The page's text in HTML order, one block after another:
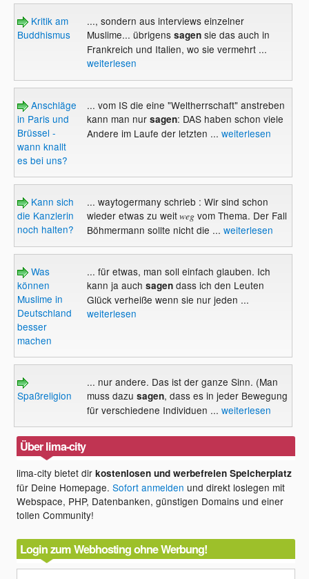
Kritik am
Buddhismus
..., sondern aus interviews einzelner
Muslime... übrigenssagensie das auch in
Frankreich und Italien, wo sie vermehrt ...
weiterlesen
Anschläge
in Paris und
Brüssel -
wann knallt
es bei uns?
... vom IS die eine "Weltherrschaft" anstreben
kann man nursagen: DAS haben schon viele
Andere im Laufe der letzten ... weiterlesen
Kann sich
die Kanzlerin
noch halten?
... waytogermany schrieb : Wir sind schon
wieder etwas zu weitwegvom Thema. Der Fall
Böhmermann sollte nicht die ... weiterlesen
Was
können
Muslime in
Deutschland
besser
machen
... für etwas, man soll einfach glauben. Ich
kann ja auch sagendass ich den Leuten
Glück verheiße wenn sie nur jeden ...
weiterlesen
Spaßreligion
... nur andere. Das ist der ganze Sinn. (Man
muss dazu sagen, dass es in jeder Bewegung
für verschiedene Individuen ... weiterlesen
Über lima-city
lima-city bietet dirkostenlosen und werbefreien Speicherplatz
für Deine Homepage.Sofort anmelden und direkt loslegen mit
Webspace, PHP, Datenbanken, günstigen Domains und einer
tollen Community!
Login zum Webhosting ohne Werbung!